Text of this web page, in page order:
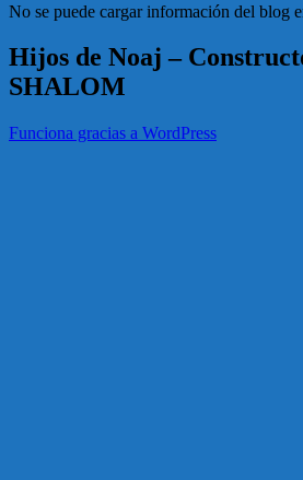
No se puede cargar información del blog
Hijos de Noaj –
SHALOM
Funciona gracias a WordPress